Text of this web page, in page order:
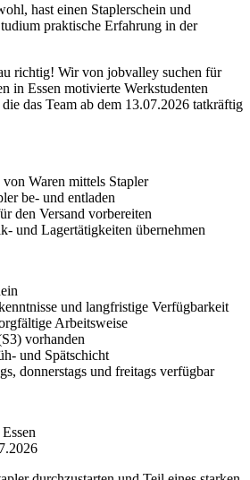
hast einen Staplerschein und
praktische Erfahrung in der
richtig! Wir von jobvalley suchen für
in Essen motivierte Werkstudenten
das Team ab dem 13.07.2026 tatkräftig
Waren mittels Stapler
be- und entladen
den Versand vorbereiten
und Lagertätigkeiten übernehmen
und langfristige Verfügbarkeit
Arbeitsweise
vorhanden
und Spätschicht
donnerstags und freitags verfügbar